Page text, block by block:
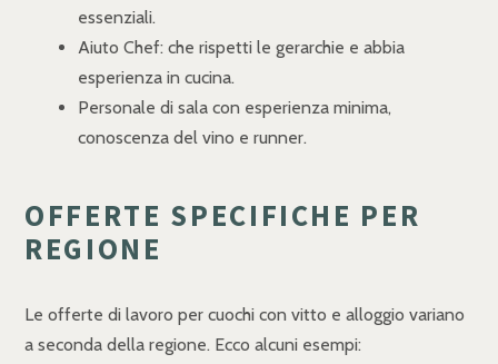
essenziali.
Aiuto Chef: che rispetti le gerarchie e abbia
esperienza in cucina.
Personale di sala con esperienza minima,
conoscenza del vino e runner.
OFFERTE SPECIFICHE PER
REGIONE
Le offerte di lavoro per cuochi con vitto e alloggio variano
a seconda della regione. Ecco alcuni esempi: